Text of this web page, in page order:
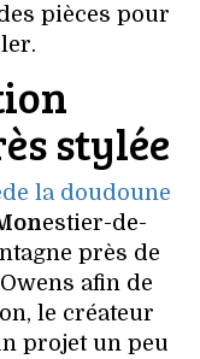
pièces pour
stylée
la doudoune
estier-de-
près de
afin de
le créateur
projet un peu